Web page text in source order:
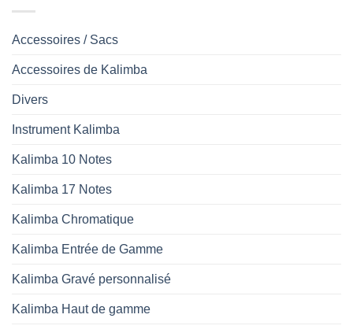
Accessoires / Sacs
Accessoires de Kalimba
Divers
Instrument Kalimba
Kalimba 10 Notes
Kalimba 17 Notes
Kalimba Chromatique
Kalimba Entrée de Gamme
Kalimba Gravé personnalisé
Kalimba Haut de gamme